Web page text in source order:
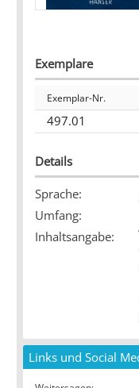
Exemplare
Exemplar-Nr.
497.01
Details
Sprache:
Umfang:
Inhaltsangabe:
Links und Social